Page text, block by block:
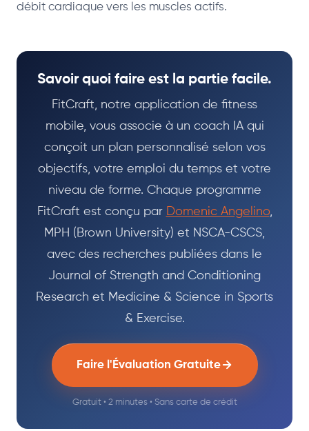
débit cardiaque vers les muscles actifs.
Savoir quoi faire est la partie facile.
FitCraft, notre application de fitness
mobile, vous associe à un coach IA qui
conçoit un plan personnalisé selon vos
objectifs, votre emploi du temps et votre
niveau de forme. Chaque programme
FitCraft est conçu par Domenic Angelino,
MPH (Brown University) et NSCA-CSCS,
avec des recherches publiées dans le
Journal of Strength and Conditioning
Research et Medicine & Science in Sports
& Exercise.
Faire l'Évaluation Gratuite
Gratuit • 2 minutes • Sans carte de crédit